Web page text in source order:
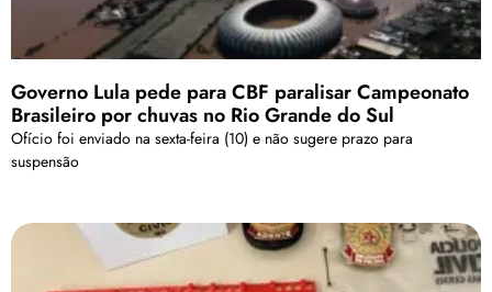
Governo Lula pede para CBF paralisar Campeonato
Brasileiro por chuvas no Rio Grande do Sul
Ofício foi enviado na sexta-feira (10) e não sugere prazo para
suspensão